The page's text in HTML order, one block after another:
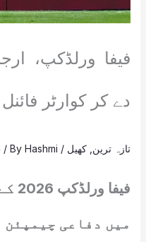
فیفا ورلڈکپ،
دے کر کوارٹر
تازہ ترین کھیل /
/ ByHashmi
میں دفاعی چیمپئن